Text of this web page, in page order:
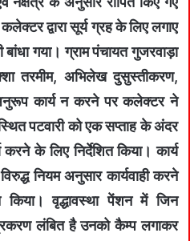
द्वारा सूर्य ग्रह के लिए लगाए
गया। ग्राम पंचायत गुजरवाड़ा
तरमीम, अभिलेख दुसुस्तीकरण,
कार्य न करने पर कलेक्‍टर ने
पटवारी को एक सप्ताह के अंदर
करने के लिए निर्देशित किया। कार्य
नियम अनुसार कार्यवाही करने
किया। वृद्धावस्था पेंशन में जिन
लंबित है उनको कैम्प लगाकर